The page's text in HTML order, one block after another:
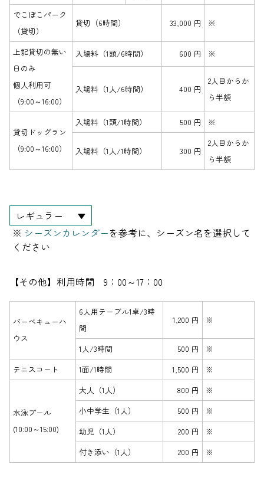
でこぼこパーク
（貸切）
貸切（6時間） 33,000 円 ※
上記貸切の無い
日のみ
個人利用可
（9:00～16:00）
入場料（1頭/6時間） 600 円 ※
入場料（1人/6時間） 400 円
2人目からか
ら半額
貸切ドッグラン
（9:00～16:00）
入場料（1頭/1時間） 500 円 ※
入場料（1人/1時間） 300 円
2人目からか
ら半額
レギュラー ▼
※ シーズンカレンダーを参考に、シーズン名を選択して
ください
【その他】 利用時間 9：00～17：00
バーベキューハ
ウス
6人用テーブル1卓/3時
間
1,200 円 ※
1人/3時間 500 円
※
テニスコート
1面/1時間 1,500 円 ※
水泳プール
(10:00～15:00)
大人（1人） 800 円
※
小中学生（1人）
500 円
※
幼児（1人）
200 円
※
付き添い（1人）
200 円 ※